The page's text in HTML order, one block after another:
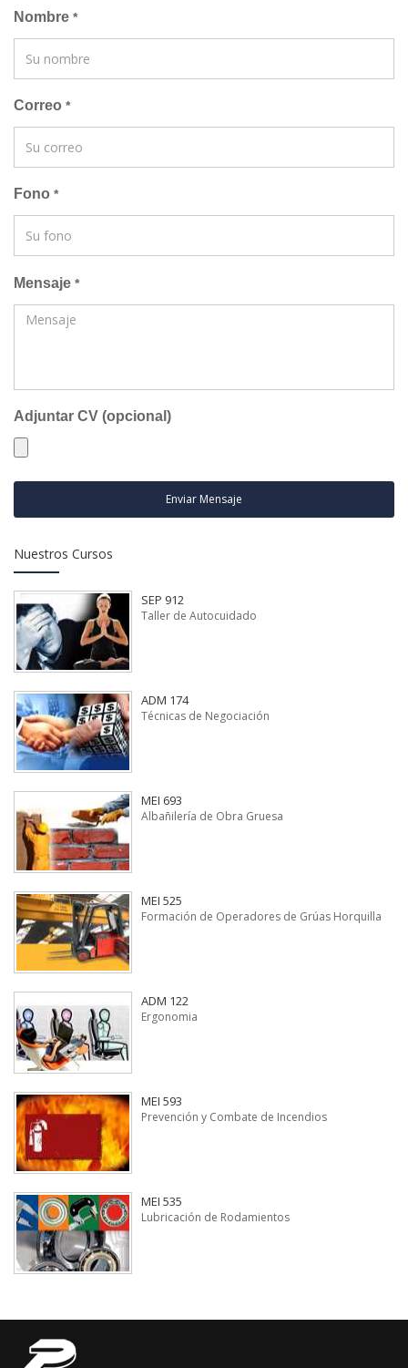
Nombre *
Correo *
Fono *
Mensaje *
Adjuntar CV (opcional)
Enviar Mensaje
Nuestros Cursos
SEP 912
Taller de Autocuidado
ADM 174
Técnicas de Negociación
MEI 693
Albañilería de Obra Gruesa
MEI 525
Formación de Operadores de Grúas Horquilla
ADM 122
Ergonomia
MEI 593
Prevención y Combate de Incendios
MEI 535
Lubricación de Rodamientos